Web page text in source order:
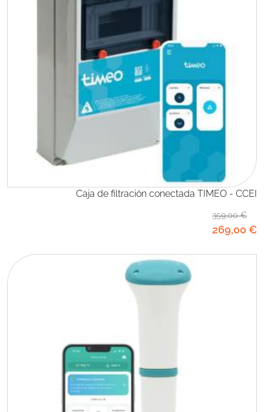
Caja de filtración conectada TIMEO - CCEI
359,00€
269,00 €